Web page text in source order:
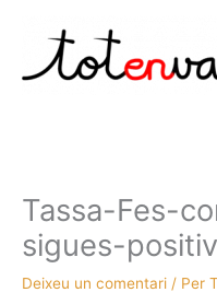
contingut
Tassa-Fes-
sigues-
Deixeu un comentari / Per